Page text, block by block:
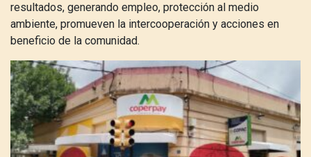
resultados, generando empleo, protección al medio
ambiente, promueven la intercooperación y acciones en
beneficio de la comunidad.